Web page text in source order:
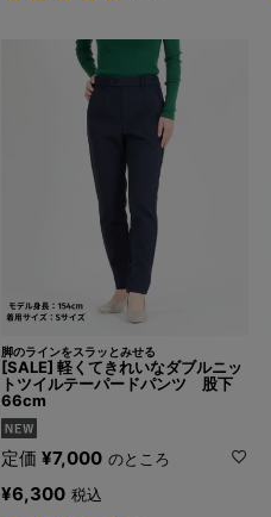
脚のラインをスラッとみせる
[SALE] 軽くてきれいなダブルニッ
トツイルテーパードパンツ 股下
66cm
定価 ¥7,000 のところ
¥6,300 税込